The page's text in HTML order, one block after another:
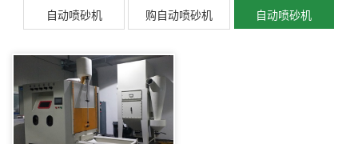
自动喷砂机
购自动喷砂机
自动喷砂机